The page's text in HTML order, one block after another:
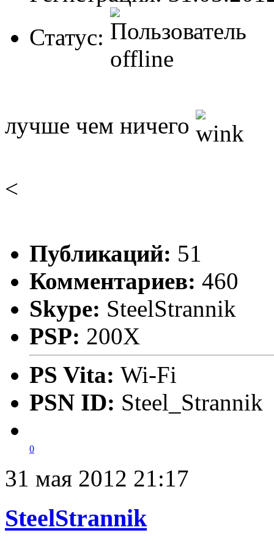
Статус:
лучше чем ничего
<
Публикаций: 51
Комментариев: 460
Skype: SteelStrannik
PSP: 200X
PS Vita: Wi-Fi
PSN ID: Steel_Strannik
0
31 мая 2012 21:17
SteelStrannik